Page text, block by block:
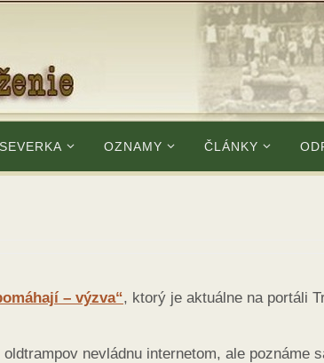
OZNAMY ČLÁNKY
– výzva“, ktorý je aktuálne na portáli
nevládnu internetom, ale poznáme